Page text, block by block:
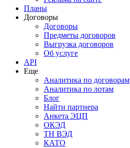
Планы
Договоры
Договоры
Предметы договоров
Выгрузка договоров
Об услуге
API
Еще
Аналитика по договорам
Аналитика по лотам
Блог
Найти партнера
Анкета ЭЦП
ОКЭД
ТН ВЭД
КАТО